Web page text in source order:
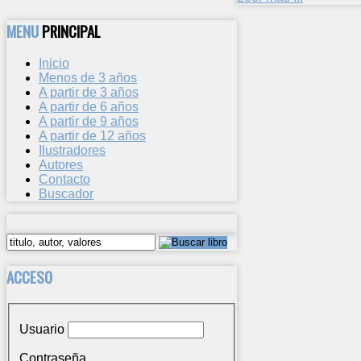
MENUPRINCIPAL
Inicio
Menos de 3 años
A partir de 3 años
A partir de 6 años
A partir de 9 años
A partir de 12 años
Ilustradores
Autores
Contacto
Buscador
ACCESO
Usuario